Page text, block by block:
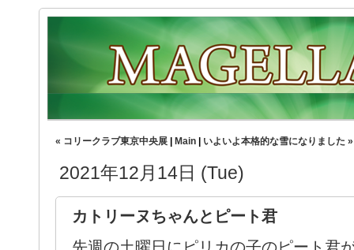
« コリークラブ東京中央展 Main いよいよ本格的な雪になりました »
2021年12月14日 (Tue)
カトリーヌちゃんとピート君